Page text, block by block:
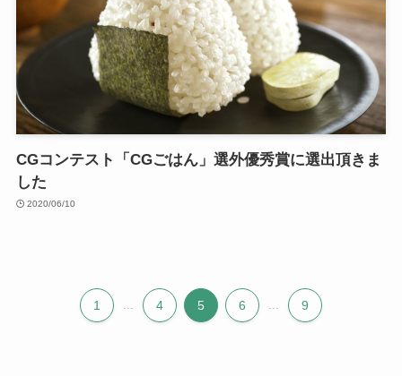
CGコンテスト「CGごはん」選外優秀賞に選出頂きま
した
2020/06/10
1 4 5 6 9